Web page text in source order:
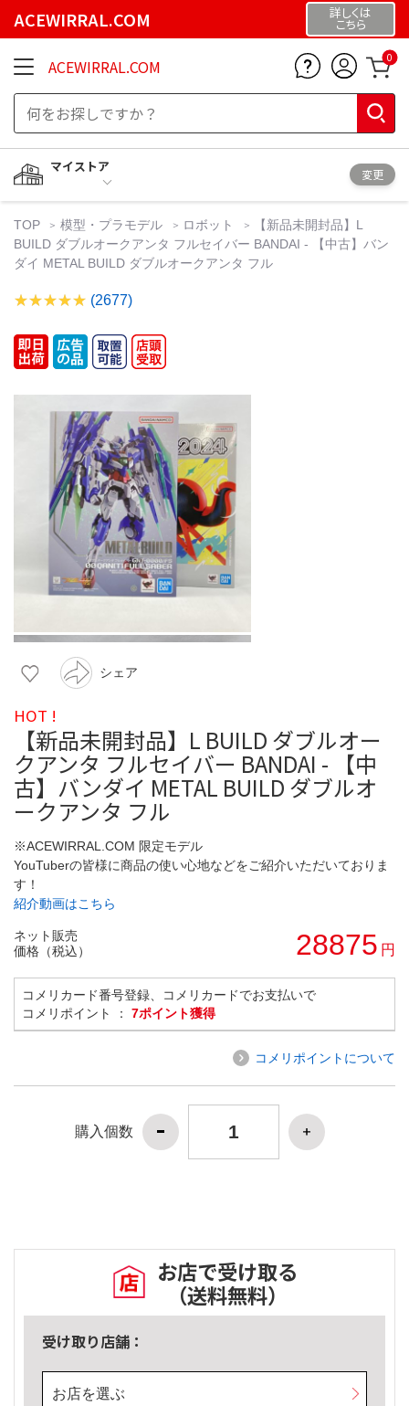
ACEWIRRAL.COM 詳しくは
こちら
ACEWIRRAL.COM 0
マイストア
変更
TOP 模型・プラモデル ロボット
【新品未開封品】L
BUILD ダブルオークアンタ フルセイバー BANDAI - 【中古】バン
ダイ METAL BUILD ダブルオークアンタ フル
(2677)
シェア
HOT !
【新品未開封品】L BUILD ダブルオー
クアンタ フルセイバー BANDAI - 【中
古】バンダイ METAL BUILD ダブルオ
ークアンタ フル
※ACEWIRRAL.COM 限定モデル
YouTuberの皆様に商品の使い心地などをご紹介いただいておりま
す！
紹介動画はこちら
ネット販売
価格（税込）
28875 円
コメリカード番号登録、コメリカードでお支払いで
コメリポイント ： 7ポイント獲得
コメリポイントについて
購入個数
お店で受け取る
（送料無料）
受け取り店舗：
お店を選ぶ